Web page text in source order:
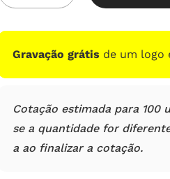
em
Gravação grátis de um logo
Cotação estimada para 100
se a quantidade for
a ao finalizar a cotação.